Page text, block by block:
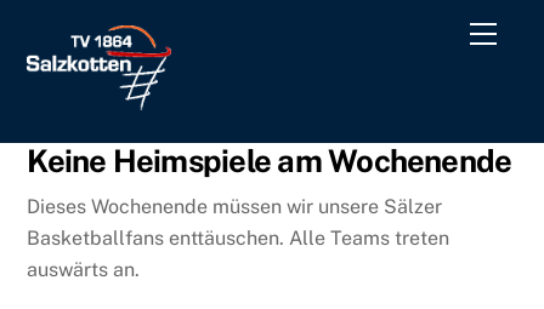
content
Menu
Keine Heimspiele am Wochenende
Dieses Wochenende müssen wir unsere Sälzer
Basketballfans enttäuschen. Alle Teams treten
auswärts an.